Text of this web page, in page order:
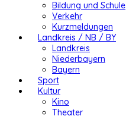
Bildung und Schule
Verkehr
Kurzmeldungen
Landkreis / NB / BY
Landkreis
Niederbayern
Bayern
Sport
Kultur
Kino
Theater